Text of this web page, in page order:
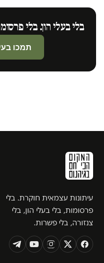
בלי בעלי הון. בלי
תמכו
עיתונות עצמאית חוקרת. בלי
פרסומות, בלי בעלי הון, בלי
צנזורה, בלי פשרות.